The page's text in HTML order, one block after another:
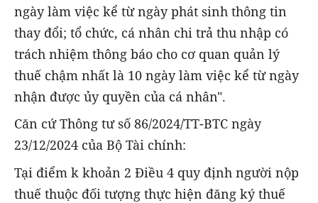
ngày làm việc kể từ ngày phát sinh thông tin
thay đổi; tổ chức, cá nhân chi trả thu nhập có
trách nhiệm thông báo cho cơ quan quản lý
thuế chậm nhất là 10 ngày làm việc kể từ ngày
nhận được ủy quyền của cá nhân".
Căn cứ Thông tư số 86/2024/TT-BTC ngày
23/12/2024 của Bộ Tài chính:
Tại điểm k khoản 2 Điều 4 quy định người nộp
thuế thuộc đối tượng thực hiện đăng ký thuế